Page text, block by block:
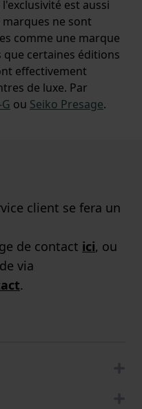
est aussi
ne sont
comme une marque
que certaines éditions
effectivement
de luxe. Par
ou Seiko Presage.
client se fera un
de contact ici, ou
via
.